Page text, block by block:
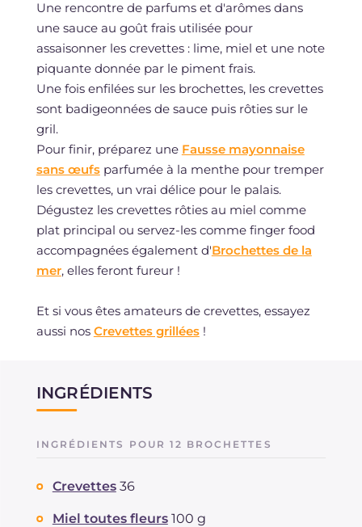
Une rencontre de parfums et d'arômes dans
une sauce au goût frais utilisée pour
assaisonner les crevettes : lime, miel et une note
piquante donnée par le piment frais.
Une fois enfilées sur les brochettes, les crevettes
sont badigeonnées de sauce puis rôties sur le
gril.
Pour finir, préparez une Fausse mayonnaise
sans œufsparfumée à la menthe pour tremper
les crevettes, un vrai délice pour le palais.
Dégustez les crevettes rôties au miel comme
plat principal ou servez-les comme finger food
accompagnées également d'Brochettes de la
mer, elles feront fureur !
Et si vous êtes amateurs de crevettes, essayez
aussi nos Crevettes grillées!
INGRÉDIENTS
INGRÉDIENTS POUR 12 BROCHETTES
Crevettes 36
Miel toutes fleurs 100 g